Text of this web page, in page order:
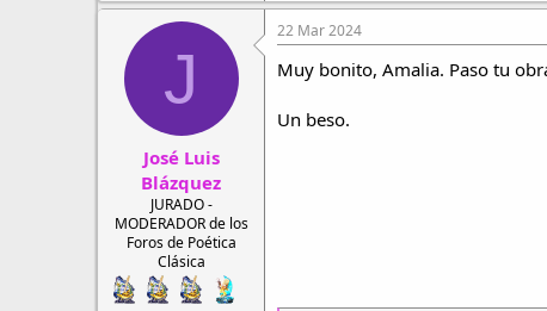
J
José Luis
Blázquez
JURADO -
MODERADOR de los
Foros de Poética
Clásica
22 Mar 2024
Muy bonito, Amalia. Paso tu
Un beso.